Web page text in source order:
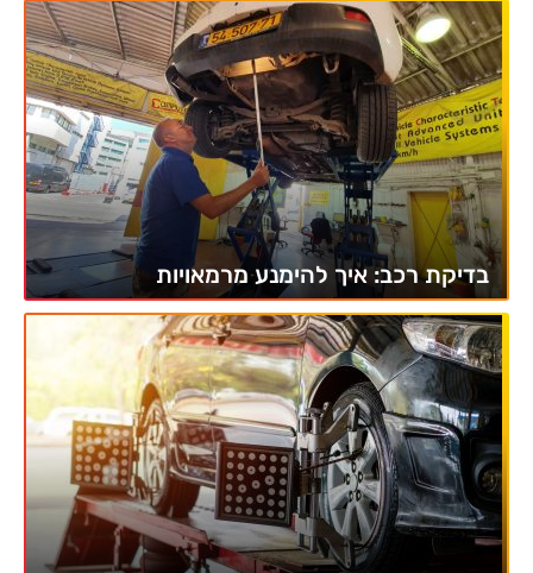
בדיקת רכב: איך להימנע מרמאויות